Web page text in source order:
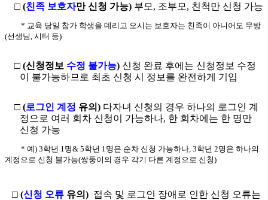
□ (친족 보호자만 신청 가능) 부모, 조부모, 친척만 신청 가능
* 교육 당일 참가 학생을 데리고 오시는 보호자는 친족이 아니어도 무방
(선생님, 시터 등)
□ (신청정보 수정 불가능) 신청 완료 후에는 신청정보 수정
이 불가능하므로 최초 신청 시 정보를 완전하게 기입
□ (로그인 계정 유의 ) 다자녀 신청의 경우 하나의 로그인 계
정으로 여러 회차 신청이 가능하나, 한 회차에는 한 명만
신청 가능
* 예) 3학년 1명& 5학년 1명은 순차 신청 가능하나, 3학년 2명은 하나의
계정으로 신청 불가능(쌍둥이의 경우 각기 다른 계정으로 신청)
□ (신청 오류 유의 ) 접속 및 로그인 장애로 인한 신청 오류는